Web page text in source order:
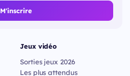
M'inscrire
Jeux vidéo
Sorties jeux 2026
Les plus attendus